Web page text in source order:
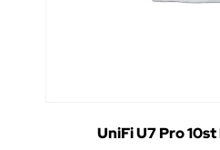
UniFi U7 Pro